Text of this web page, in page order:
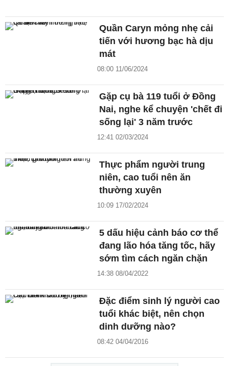
Quần Caryn mỏng nhẹ cải
tiến với hương bạc hà dịu
mát
08:00 11/06/2024
Gặp cụ bà 119 tuổi ở Đồng
Nai, nghe kể chuyện 'chết đi
sống lại' 3 năm trước
12:41 02/03/2024
Thực phẩm người trung
niên, cao tuổi nên ăn
thường xuyên
10:09 17/02/2024
5 dấu hiệu cảnh báo cơ thể
đang lão hóa tăng tốc, hãy
sớm tìm cách ngăn chặn
14:38 08/04/2022
Đặc điểm sinh lý người cao
tuổi khác biệt, nên chọn
dinh dưỡng nào?
08:42 04/04/2016